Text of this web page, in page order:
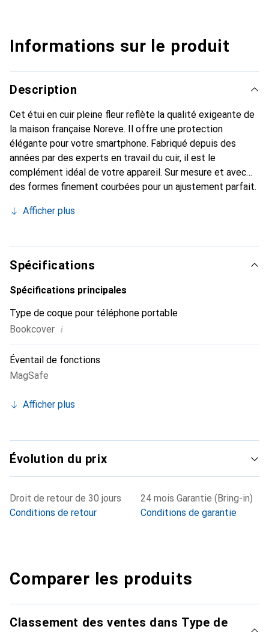
Informations sur le produit
Description
Cet étui en cuir pleine fleur reflète la qualité exigeante de
la maison française Noreve. Il offre une protection
élégante pour votre smartphone. Fabriqué depuis des
années par des experts en travail du cuir, il est le
complément idéal de votre appareil. Sur mesure et avec
des formes finement courbées pour un ajustement parfait.
smartphone. La marque Noreve est reconnue
constitue toujours un excellent choix pour le client
exigeant.
Afficher plus
Spécifications
Spécifications principales
Type de coque pour téléphone portable
Bookcover i
Éventail de fonctions
MagSafe
Afficher plus
Évolution du prix
Droit de retour de 30 jours
Conditions de retour
24 mois Garantie (Bring-in)
Conditions de garantie
Comparer les produits
Classement des ventes dans Type de